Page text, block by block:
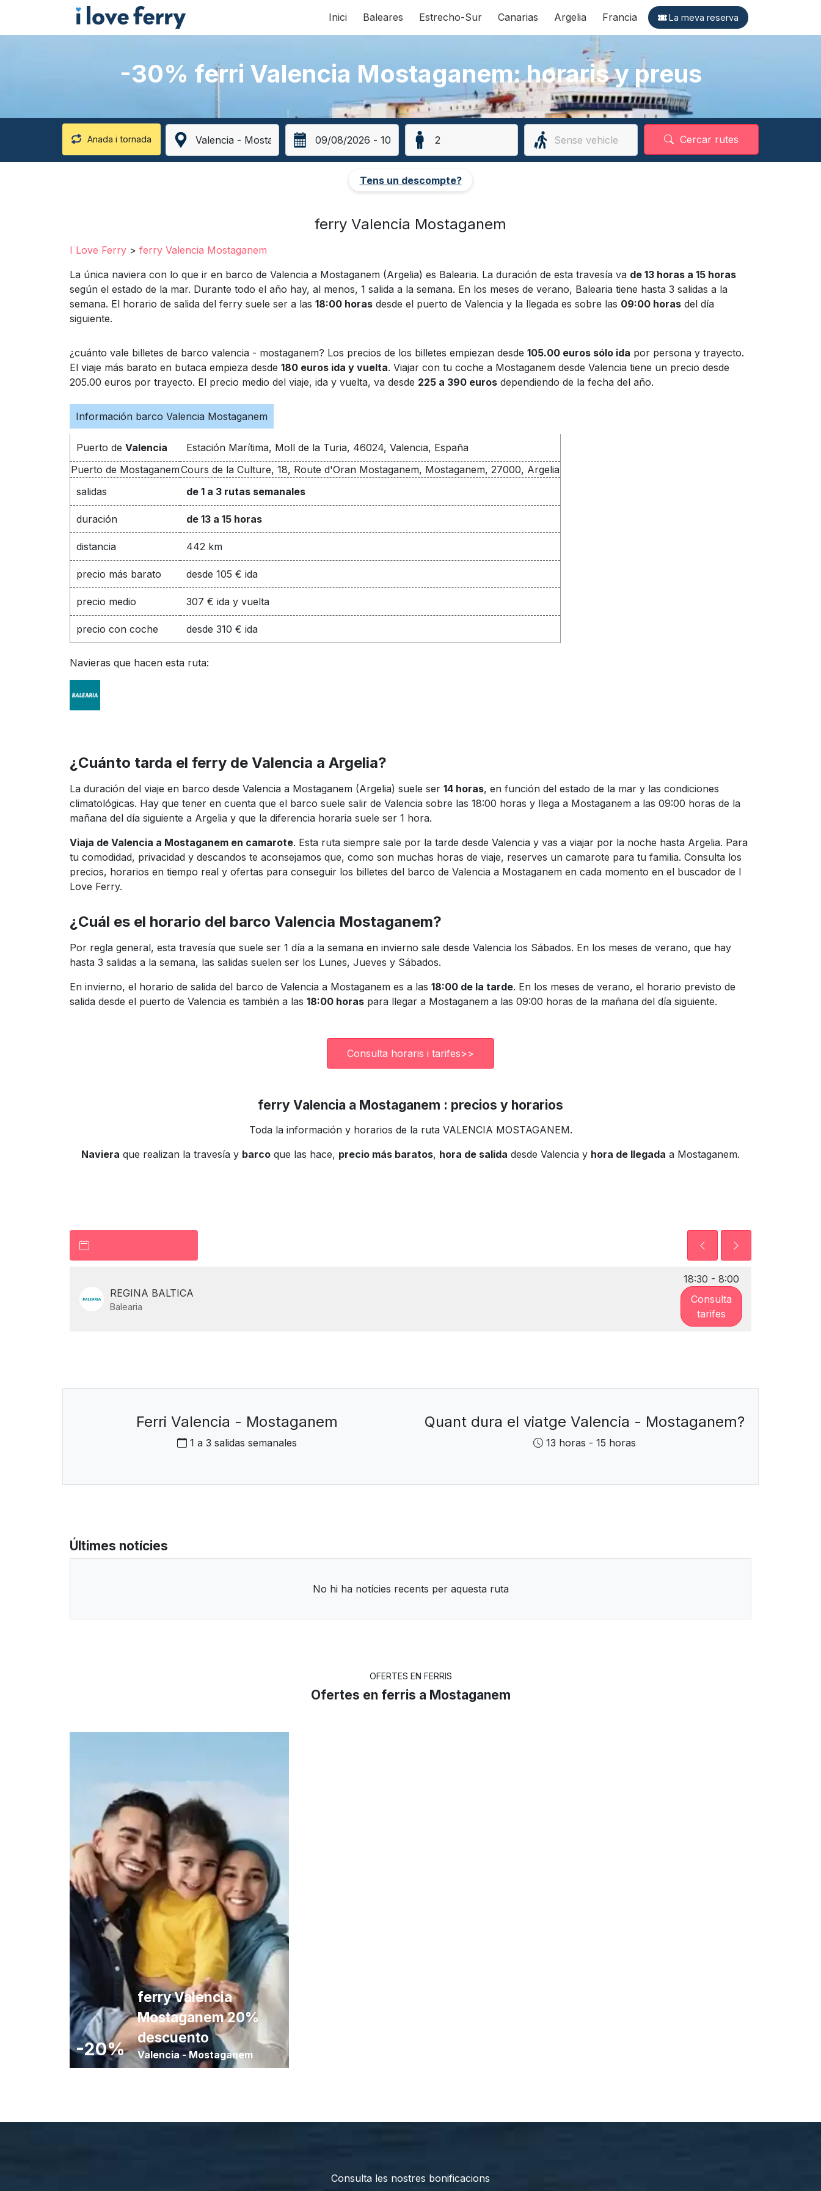
Inici Baleares Estrecho-Sur Canarias Argelia Francia La meva reserva
Anada i tornada Cercar rutes
Tens un descompte?
-30% ferri Valencia Mostaganem: horaris y preus
ferry Valencia Mostaganem
I Love Ferry > ferry Valencia Mostaganem
La única naviera con lo que ir en barco de Valencia a Mostaganem (Argelia) es Balearia. La duración de esta travesía va de 13 horas a 15 horas
según el estado de la mar. Durante todo el año hay, al menos, 1 salida a la semana. En los meses de verano, Balearia tiene hasta 3 salidas a la
semana. El horario de salida del ferry suele ser a las 18:00 horas desde el puerto de Valencia y la llegada es sobre las 09:00 horas del día
siguiente.
¿cuánto vale billetes de barco valencia - mostaganem? Los precios de los billetes empiezan desde 105.00 euros sólo ida por persona y trayecto.
El viaje más barato en butaca empieza desde 180 euros ida y vuelta. Viajar con tu coche a Mostaganem desde Valencia tiene un precio desde
205.00 euros por trayecto. El precio medio del viaje, ida y vuelta, va desde 225 a 390 euros dependiendo de la fecha del año.
Información barco Valencia Mostaganem
Puerto de Valencia
Estación Marítima, Moll de la Turia, 46024, Valencia, España
Puerto de MostaganemCours de la Culture, 18, Route d'Oran Mostaganem, Mostaganem, 27000, Argelia
salidas
de 1 a 3 rutas semanales
duración de 13 a 15 horas
distancia 442 km
precio más barato desde 105 € ida
precio medio 307 € ida y vuelta
precio con coche desde 310 € ida
Navieras que hacen esta ruta:
¿Cuánto tarda el ferry de Valencia a Argelia?
La duración del viaje en barco desde Valencia a Mostaganem (Argelia) suele ser 14 horas, en función del estado de la mar y las condiciones
climatológicas. Hay que tener en cuenta que el barco suele salir de Valencia sobre las 18:00 horas y llega a Mostaganem a las 09:00 horas de la
mañana del día siguiente a Argelia y que la diferencia horaria suele ser 1 hora.
Viaja de Valencia a Mostaganem en camarote. Esta ruta siempre sale por la tarde desde Valencia y vas a viajar por la noche hasta Argelia. Para
tu comodidad, privacidad y descandos te aconsejamos que, como son muchas horas de viaje, reserves un camarote para tu familia. Consulta los
precios, horarios en tiempo real y ofertas para conseguir los billetes del barco de Valencia a Mostaganem en cada momento en el buscador de I
Love Ferry.
¿Cuál es el horario del barco Valencia Mostaganem?
Por regla general, esta travesía que suele ser 1 día a la semana en invierno sale desde Valencia los Sábados. En los meses de verano, que hay
hasta 3 salidas a la semana, las salidas suelen ser los Lunes, Jueves y Sábados.
En invierno, el horario de salida del barco de Valencia a Mostaganem es a las 18:00 de la tarde. En los meses de verano, el horario previsto de
salida desde el puerto de Valencia es también a las 18:00 horas para llegar a Mostaganem a las 09:00 horas de la mañana del día siguiente.
Consulta horaris i tarifes>>
ferry Valencia a Mostaganem : precios y horarios
Toda la información y horarios de la ruta VALENCIA MOSTAGANEM.
Naviera que realizan la travesía y barco que las hace, precio más baratos, hora de salida desde Valencia y hora de llegada a Mostaganem.
REGINA BALTICA
Balearia
18:30 - 8:00
Consulta
tarifes
Ferri Valencia - Mostaganem
1 a 3 salidas semanales
Quant dura el viatge Valencia - Mostaganem?
13 horas - 15 horas
Últimes notícies
No hi ha notícies recents per aquesta ruta
OFERTES EN FERRIS
Ofertes en ferris a Mostaganem
-20%
ferry Valencia
Mostaganem 20%
descuento
Valencia -Mostaganem
Consulta les nostres bonificacions